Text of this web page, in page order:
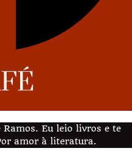
Eu leio livros e te
amor à literatura.